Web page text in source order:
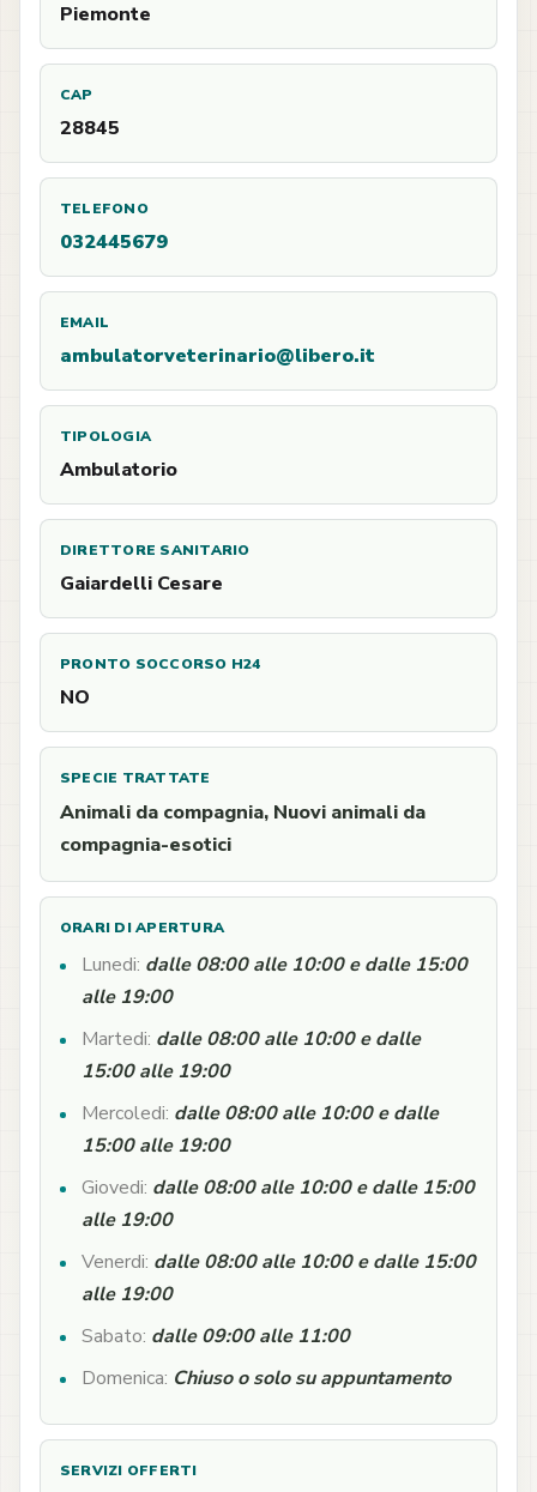
Piemonte
CAP
28845
TELEFONO
032445679
EMAIL
ambulatorveterinario@libero.it
TIPOLOGIA
Ambulatorio
DIRETTORE SANITARIO
Gaiardelli Cesare
PRONTO SOCCORSO H24
NO
SPECIE TRATTATE
Animali da compagnia, Nuovi animali da
compagnia-esotici
ORARI DI APERTURA
Lunedi: dalle 08:00 alle 10:00 e dalle 15:00
alle 19:00
Martedi: dalle 08:00 alle 10:00 e dalle
15:00 alle 19:00
Mercoledi: dalle 08:00 alle 10:00 e dalle
15:00 alle 19:00
Giovedi: dalle 08:00 alle 10:00 e dalle 15:00
alle 19:00
Venerdi: dalle 08:00 alle 10:00 e dalle 15:00
alle 19:00
Sabato: dalle 09:00 alle 11:00
Domenica: Chiuso o solo su appuntamento
SERVIZI OFFERTI